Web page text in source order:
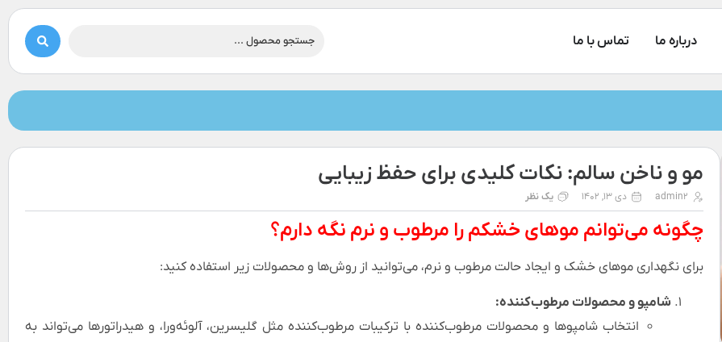
درباره ما تماس با ما
مو و ناخن سالم: نکات کلیدی برای حفظ زیبایی
admin2 دی 13, 1402 یک نظر
چگونه می‌توانم موهای خشکم را مرطوب و نرم نگه دارم؟
برای نگهداری موهای خشک و ایجاد حالت مرطوب و نرم، می‌توانید از روش‌ها و محصولات زیر استفاده کنید:
شامپو و محصولات مرطوب‌کننده:
انتخاب شامپوها و محصولات مرطوب‌کننده با ترکیبات مرطوب‌کننده مثل گلیسرین، آلوئه‌ورا، و هیدراتورها می‌تواند به